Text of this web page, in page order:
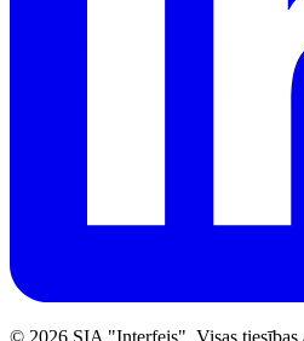
© 2026 SIA "Interfeis". Visas tiesības